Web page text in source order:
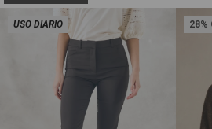
USO DIARIO 28